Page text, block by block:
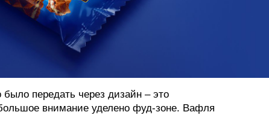
передать через дизайн – это
внимание уделено фуд-зоне. Вафля